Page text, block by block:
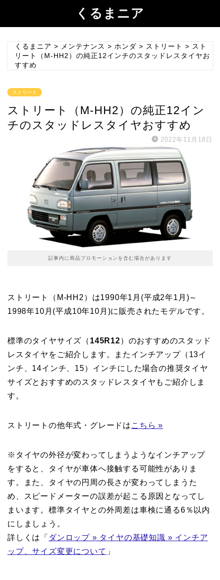
くるまニア
くるまニア > メンテナンス > ホンダ > ストリート > スト
リート（M-HH2）の純正12インチのスタッドレスタイヤお
すすめ
ストリート
ストリート（M-HH2）の純正12イン
チのスタッドレスタイヤおすすめ
2022年11月18日
記事内に商品プロモーションを含む場合があります
ストリート（M-HH2）は1990年1月(平成2年1月)～
1998年10月(平成10年10月)に販売されたモデルです。
標準のタイヤサイズ（ 145R12）のおすすめのスタッド
レスタイヤをご紹介します。またインチアップ（13イ
ンチ、14インチ、15）インチにした場合の推奨タイヤ
サイズとおすすめのスタッドレスタイヤもご紹介しま
す。
ストリートの他年式・グレードは こちら »
※タイヤの外径が変わってしまうようなインチアップ
をすると、タイヤが車体へ接触する可能性がありま
す。また、タイヤの円周の長さが変わってしまうた
め、スピードメーターの誤差が起こる原因となってし
まいます。標準タイヤとの外周差は車検に通る6％以内
にしましょう。
詳しくは「 ダンロップ » タイヤの基礎知識 » インチア
ップ、サイズ変更について 」